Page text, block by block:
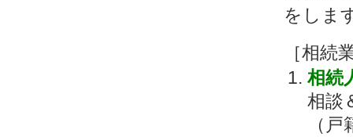
をしま
［相続
相続
相談
（